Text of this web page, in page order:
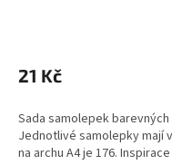
produktu
je
z
5
hvězdiček.
21 Kč
Sada samolepek barevných
Jednotlivé samolepky mají
na archu A4 je 176.